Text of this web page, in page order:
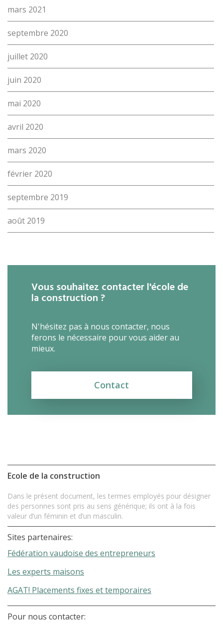
mars 2021
septembre 2020
juillet 2020
juin 2020
mai 2020
avril 2020
mars 2020
février 2020
septembre 2019
août 2019
Vous souhaitez contacter l'école de
la construction ?
N'hésitez pas à nous contacter, nous
ferons le nécessaire pour vous aider au
mieux.
Contact
Ecole de la construction
Dans le présent document, les termes employés pour désigner
des personnes sont pris au sens générique; ils ont à la fois
valeur d’un féminin et d’un masculin.
Sites partenaires:
Fédération vaudoise des entrepreneurs
Les experts maisons
AGAT! Placements fixes et temporaires
Pour nous contacter: